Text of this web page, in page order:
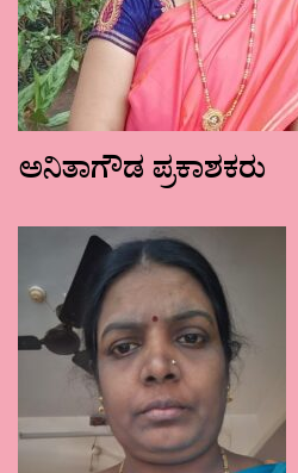
ಅನಿತಾಗೌಡ ಪ್ರಕಾಶಕರು